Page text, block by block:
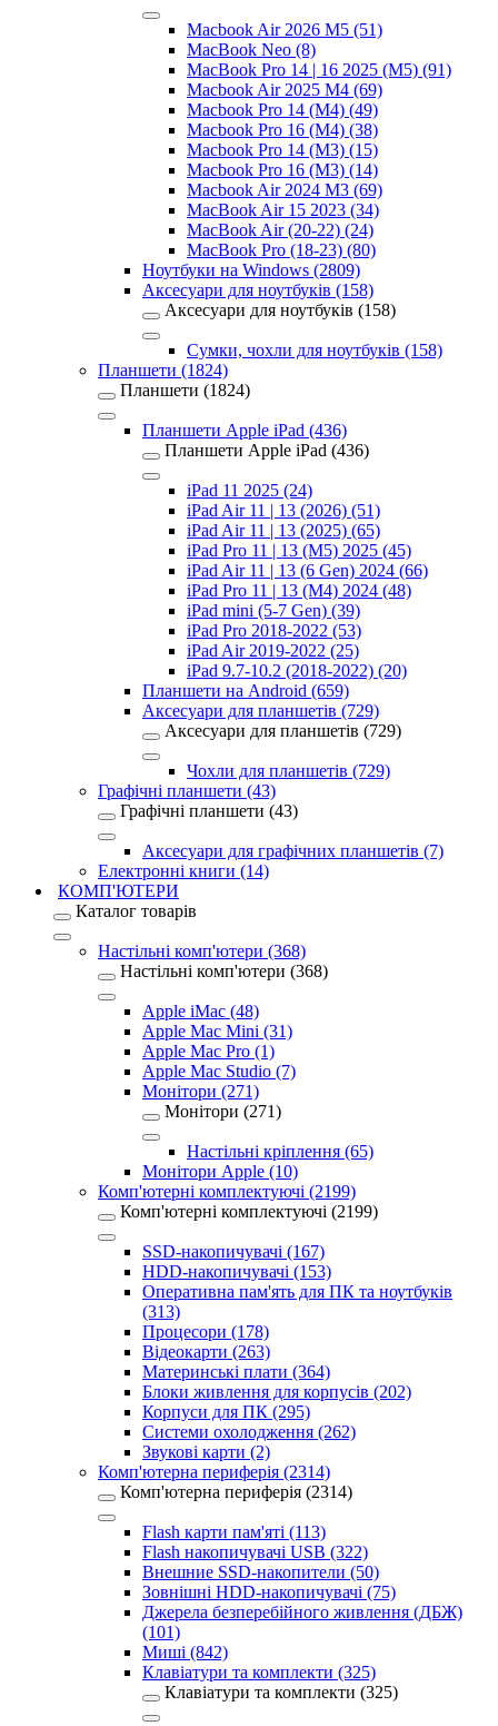
Macbook Air 2026 M5 (51)
MacBook Neo (8)
MacBook Pro 14 | 16 2025 (M5) (91)
Macbook Air 2025 M4 (69)
Macbook Pro 14 (M4) (49)
Macbook Pro 16 (M4) (38)
Macbook Pro 14 (M3) (15)
Macbook Pro 16 (M3) (14)
Macbook Air 2024 M3 (69)
MacBook Air 15 2023 (34)
MacBook Air (20-22) (24)
MacBook Pro (18-23) (80)
Ноутбуки на Windows (2809)
Аксесуари для ноутбуків (158)
Аксесуари для ноутбуків (158)
Сумки, чохли для ноутбуків (158)
Планшети (1824)
Планшети (1824)
Планшети Apple iPad (436)
Планшети Apple iPad (436)
iPad 11 2025 (24)
iPad Air 11 | 13 (2026) (51)
iPad Air 11 | 13 (2025) (65)
iPad Pro 11 | 13 (M5) 2025 (45)
iPad Air 11 | 13 (6 Gen) 2024 (66)
iPad Pro 11 | 13 (M4) 2024 (48)
iPad mini (5-7 Gen) (39)
iPad Pro 2018-2022 (53)
iPad Air 2019-2022 (25)
iPad 9.7-10.2 (2018-2022) (20)
Планшети на Android (659)
Аксесуари для планшетів (729)
Аксесуари для планшетів (729)
Чохли для планшетів (729)
Графічні планшети (43)
Графічні планшети (43)
Аксесуари для графічних планшетів (7)
Електронні книги (14)
КОМП'ЮТЕРИ
Каталог товарів
Настільні комп'ютери (368)
Настільні комп'ютери (368)
Apple iMac (48)
Apple Mac Mini (31)
Apple Mac Pro (1)
Apple Mac Studio (7)
Монітори (271)
Монітори (271)
Настільні кріплення (65)
Монітори Apple (10)
Комп'ютерні комплектуючі (2199)
Комп'ютерні комплектуючі (2199)
SSD-накопичувачі (167)
HDD-накопичувачі (153)
Оперативна пам'ять для ПК та ноутбуків
(313)
Процесори (178)
Відеокарти (263)
Материнські плати (364)
Блоки живлення для корпусів (202)
Корпуси для ПК (295)
Системи охолодження (262)
Звукові карти (2)
Комп'ютерна периферія (2314)
Комп'ютерна периферія (2314)
Flash карти пам'яті (113)
Flash накопичувачі USB (322)
Внешние SSD-накопители (50)
Зовнішні HDD-накопичувачі (75)
Джерела безперебійного живлення (ДБЖ)
(101)
Миші (842)
Клавіатури та комплекти (325)
Клавіатури та комплекти (325)